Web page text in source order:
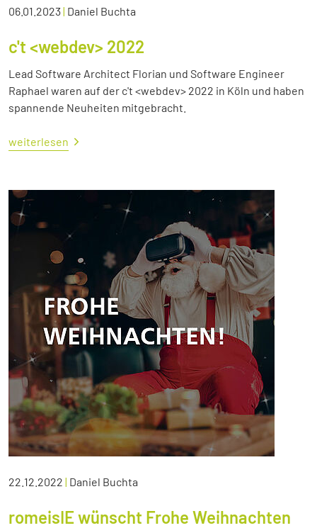
06.01.2023| Daniel Buchta
c't <webdev> 2022
Lead Software Architect Florian und Software Engineer
Raphael waren auf der c't <webdev> 2022 in Köln und haben
spannende Neuheiten mitgebracht.
weiterlesen
22.12.2022 | Daniel Buchta
romeisIE wünscht Frohe Weihnachten